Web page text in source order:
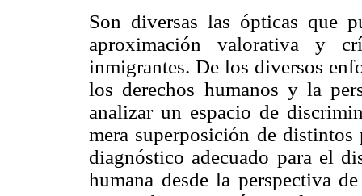
Son diversas las ópticas que
aproximación valorativa y
inmigrantes. De los diversos
los derechos humanos y la
analizar un espacio de
mera superposición de
diagnóstico adecuado para el
humana desde la perspectiva